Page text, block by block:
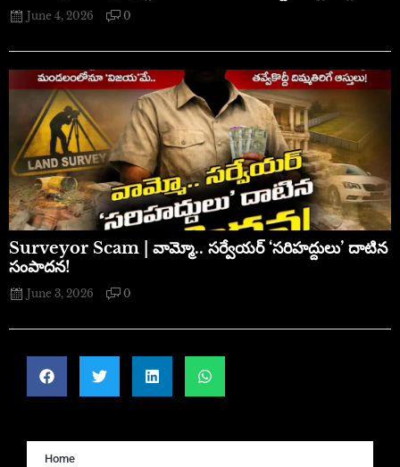
June 4, 2026 0
​Surveyor Scam | వామ్మో.. సర్వేయర్ ‘సరిహద్దులు’ దాటిన
సంపాదన!
June 3, 2026 0
Home